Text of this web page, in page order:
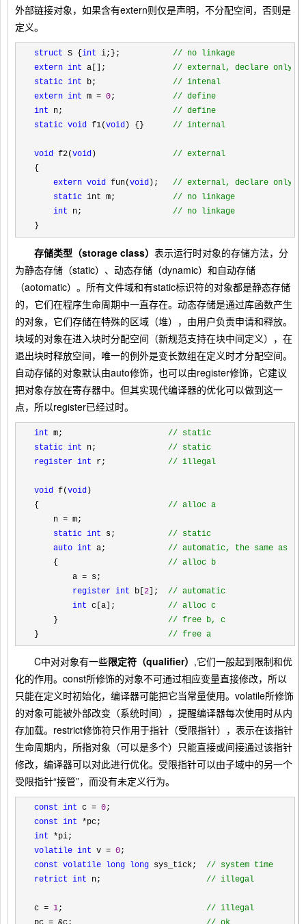
外部链接对象，如果含有extern则仅是声明，不分配空间，否则是
定义。
struct S { int i;}; // no linkage
extern int a[]; // external, declare only
static int b; // intenal
extern int m = 0; // define
int n; // define
static void f1(void ) {} // internal
void f2(void ) // external
    extern
void fun(void ); // external, declare only
    static
int m; // no linkage
    int
n; // no linkage
}
存储类型（storage class） 表示运行时对象的存储方法，分
为静态存储（static）、动态存储（dynamic）和自动存储
（aotomatic）。所有文件域和有static标识符的对象都是静态存储
的，它们在程序生命周期中一直存在。动态存储是通过库函数产生
的对象，它们存储在特殊的区域（堆），由用户负责申请和释放。
块域的对象在进入块时分配空间（新规范支持在块中间定义），在
退出块时释放空间，唯一的例外是变长数组在定义时才分配空间。
自动存储的对象默认由auto修饰，也可以由register修饰，它建议
把对象存放在寄存器中。但其实现代编译器的优化可以做到这一
点，所以register已经过时。
int m; // static
static int n; // static
register int r; // illegal
void f(void )
{ // alloc a
    n =
m;
static int s; // static
auto int a; // automatic, the same as
    {
// alloc b
        a =
s;
register int b[ 2 ]; // automatic
int c[a]; // alloc c
    }
// free b, c
} // free a
C中对对象有一些限定符（qualifier） ,它们一般起到限制和优
化的作用。const所修饰的对象不可通过相应变量直接修改，所以
只能在定义时初始化，编译器可能把它当常量使用。volatile所修饰
的对象可能被外部改变（系统时间），提醒编译器每次使用时从内
存加载。restrict修饰符只作用于指针（受限指针），表示在该指针
生命周期内，所指对象（可以是多个）只能直接或间接通过该指针
修改，编译器可以对此进行优化。受限指针可以由子域中的另一个
受限指针“接管”，而没有未定义行为。
const int c = 0
const int *
int *
volatile int v = 0
const volatile long long sys_tick; // system time
retrict int n; // illegal
c = 1; // illegal